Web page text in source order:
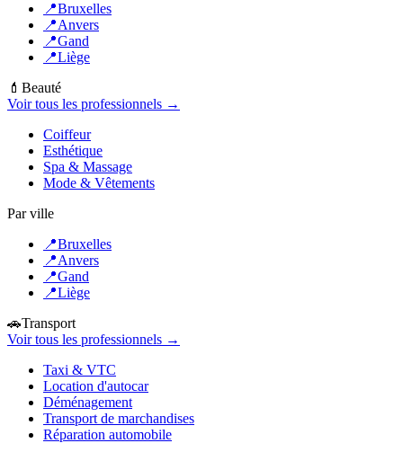
📍Bruxelles
📍Anvers
📍Gand
📍Liège
💄 Beauté
Voir tous les professionnels →
Coiffeur
Esthétique
Spa & Massage
Mode & Vêtements
Par ville
📍Bruxelles
📍Anvers
📍Gand
📍Liège
🚗Transport
Voir tous les professionnels →
Taxi & VTC
Location d'autocar
Déménagement
Transport de marchandises
Réparation automobile